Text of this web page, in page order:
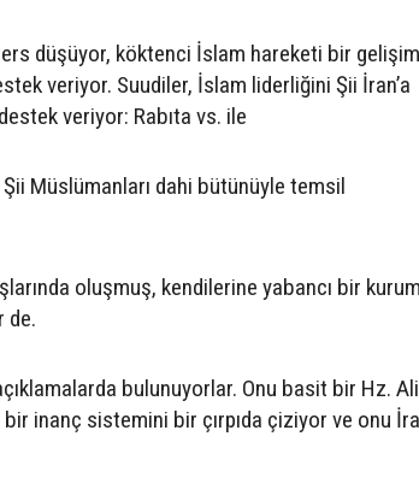
düşüyor, köktenci İslam hareketi bir
veriyor. Suudiler, İslam liderliğini Şii İran’a
veriyor: Rabıta vs. ile
Şii Müslümanları dahi bütünüyle temsil
oluşmuş, kendilerine yabancı bir kurum
de.
bulunuyorlar. Onu basit bir Hz.
inanç sistemini bir çırpıda çiziyor ve onu